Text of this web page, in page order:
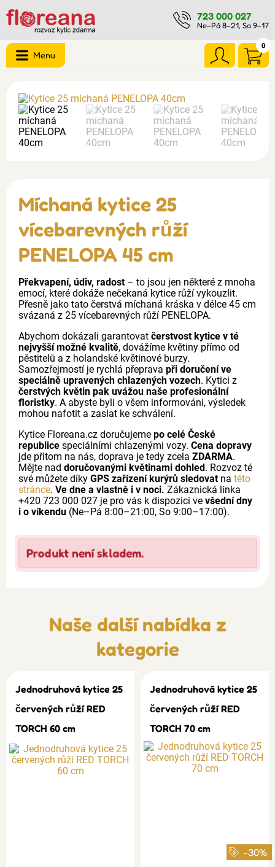
723 000 027
Ne–Pá 8–21, So 9–17
0
Menu
Míchaná kytice 25
vícebarevných růží
PENELOPA 45 cm
Překvapení, údiv, radost– to jsou jen některé z mnoha
emocí, které dokáže nečekaná kytice růží vykouzlit.
Přesně jako tato čerstvá míchaná kráska v délce 45 cm
svázaná z 25 vícebarevných růží PENELOPA.
Abychom dokázali garantovat čerstvost kytice v té
nejvyšší možné kvalitě, dovážíme květiny přímo od
pěstitelů a z holandské květinové burzy.
Samozřejmostí je rychlá přeprava při doručení ve
speciálně upravených chlazených vozech. Kytici z
čerstvých květin pak uvážou naše profesionální
floristky. A abyste byli o všem informováni, výsledek
mohou nafotit a zaslat ke schválení.
Kytice Floreana.cz doručujeme po celé České
republice speciálními chlazenými vozy. Cena dopravy
jde přitom na nás, doprava je tedy zcela ZDARMA.
Mějte nad doručovanými květinami dohled. Rozvoz té
své můžete díky GPS zařízení kurýrů sledovatna této
stránce. Ve dne a vlastně i v noci. Zákaznická linka
+420 723 000 027 je pro vás k dispozici ve všední dny
i o víkendu (Ne–Pá 8:00–21:00, So 9:00–17:00).
Produkt není skladem.
Naše další nabídka z
kategorie
Jednodruhová kytice 25
červených růží RED
TORCH 60 cm
Jednodruhová kytice 25
červených růží RED
TORCH 70 cm
-30%